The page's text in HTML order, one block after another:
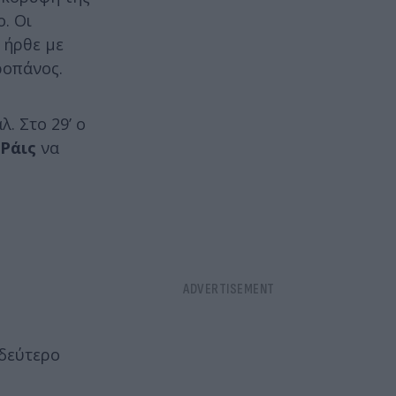
Οι
με
Στο 29’ ο
Ράις να